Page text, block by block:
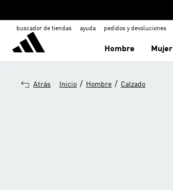
buscador de tiendas ayuda pedidos y devoluciones
Hombre Mujer
Atrás Inicio / Hombre / Calzado